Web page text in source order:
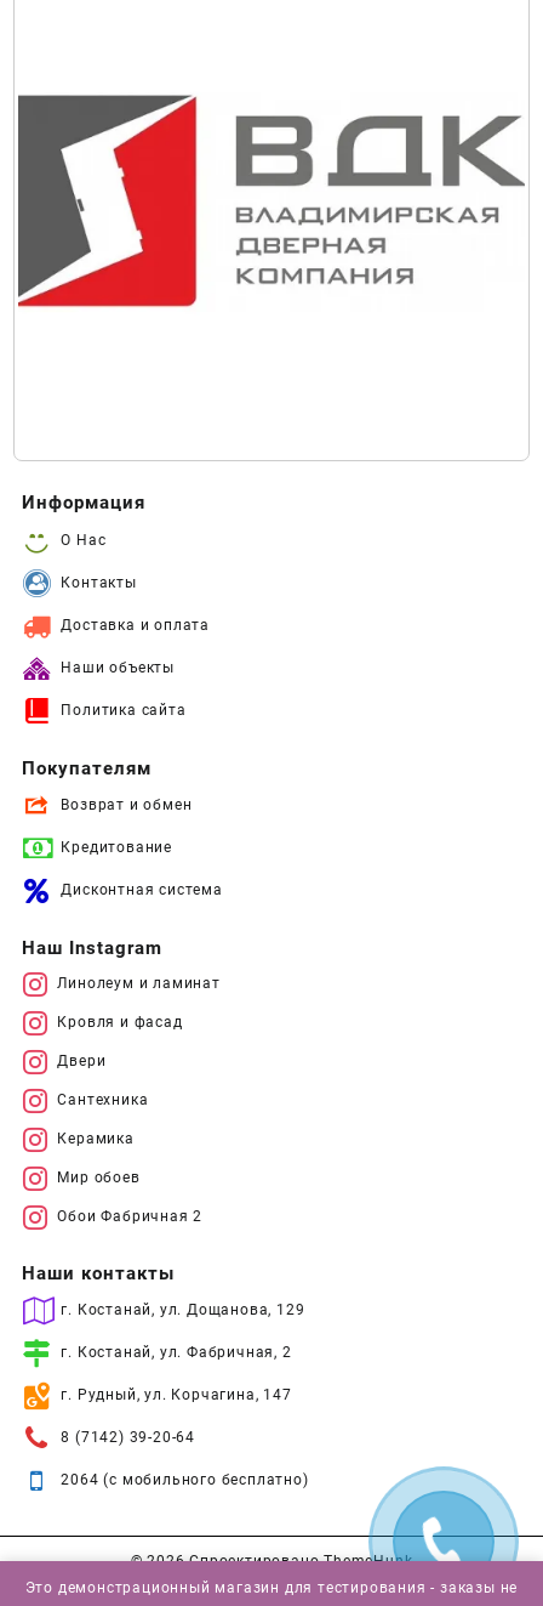
Информация
О Нас
Контакты
Доставка и оплата
Наши объекты
Политика сайта
Покупателям
Возврат и обмен
Кредитование
Дисконтная система
Наш Instagram
Линолеум и ламинат
Кровля и фасад
Двери
Сантехника
Керамика
Мир обоев
Обои Фабричная 2
Наши контакты
г. Костанай, ул. Дощанова, 129
г. Костанай, ул. Фабричная, 2
г. Рудный, ул. Корчагина, 147
8 (7142) 39-20-64
2064 (с мобильного бесплатно)
© 2026Спроектировано ThemeHunk
Это демонстрационный магазин для тестирования - заказы не